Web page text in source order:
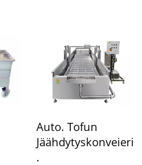
Auto. Tofun
Jäähdytyskonveieri
.